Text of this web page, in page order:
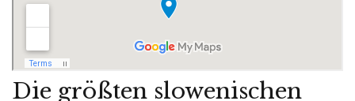
Die größten slowenischen